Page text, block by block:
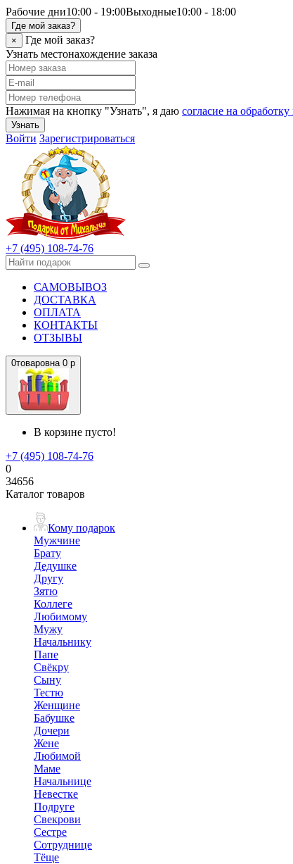
Рабочие дни10:00 - 19:00Выходные10:00 - 18:00
Где мой заказ?
×
Где мой заказ?
Узнать местонахождение заказа
Нажимая на кнопку "Узнать", я даю согласие на
Узнать
Войти Зарегистрироваться
+7 (495) 108-74-76
САМОВЫВОЗ
ДОСТАВКА
ОПЛАТА
КОНТАКТЫ
ОТЗЫВЫ
0товаровна 0 р
В корзине пусто!
+7 (495) 108-74-76
0
34656
Каталог товаров
Кому подарок
Мужчине
Брату
Дедушке
Другу
Зятю
Коллеге
Любимому
Мужу
Начальнику
Папе
Свёкру
Сыну
Тестю
Женщине
Бабушке
Дочери
Жене
Любимой
Маме
Начальнице
Невестке
Подруге
Свекрови
Сестре
Сотруднице
Тёще